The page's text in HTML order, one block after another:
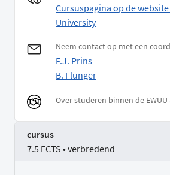
Cursuspagina op de
University
Neem contact op met een
F.J. Prins
B. Flunger
Over studeren binnen de
cursus
7.5 ECTS • verbredend